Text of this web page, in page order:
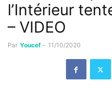
l’Intérieur
– VIDEO
Par Youcef - 11/10/2020